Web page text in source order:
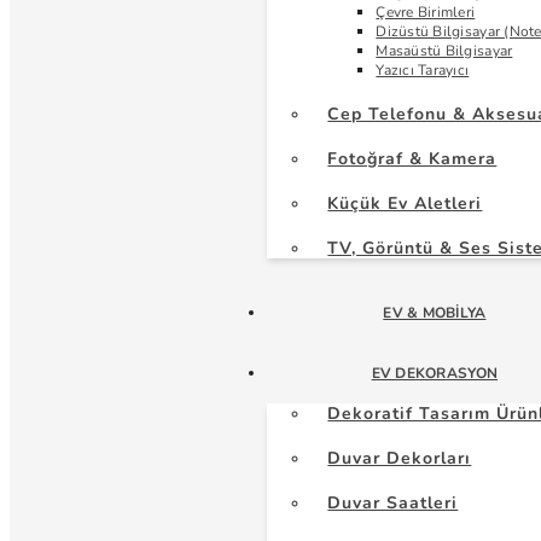
Çevre Birimleri
Dizüstü Bilgisayar
Masaüstü Bilgisayar
Yazıcı Tarayıcı
Cep Telefonu &
Fotoğraf & Kamera
Küçük Ev Aletleri
TV, Görüntü & Ses
EV & MOBILYA
EV DEKORASYON
Dekoratif Tasarım
Duvar Dekorları
Duvar Saatleri